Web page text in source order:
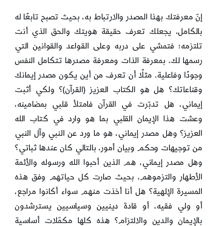
إنّ معرفتك بهذا المصدر والارتباط به، بحيث تصبح تابعًا له
بالكامل، يجعلك تعرف حقيقة هويتك والحق الذي أنت
تلتزمه؛ فتمشي على دربه وعلى القواعد والقوانين التي
رسمها لك. بمعرفة الذات ومعرفة مصدرها تتكامل النفس
وجودًا وفاعلية. مثلًا أن تعرف من أين يكون مصدر إيمانك
وقناعاتك؟ هل هو الكتاب العزيز (القرآن)؟ ولكي أثبت
إيماني، هل تدبّرت في القرآن فامتلأ قلبي بمضامينه،
وعشت هذا الإيمان القلبي بما هو وارد في كتاب الله
العزيز؟ وهل مصدر إيماني، هو ما ورد عن النبي وآل النبي
من توجيهات وحكم وبيان أمور، بالتالي كان عندها ثباتي؟
وهل مصدر إيماني، هم الذين أحبوا الله ورسوله والأئمة
الأطهار والتزموهم، بحيث صارت كل حياتهم وفق هذه
المسيرة الإلهية؟ هل أنا أخذت منهم سواء أكانوا مراجع،
أو ولي فقيه، أو قادة دينيين وسياسيين يسترشدون
بالإيمان والدين والالتزام؟ هذه كلها مكمّلات أساسية